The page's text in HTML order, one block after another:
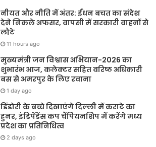
नीयत और नीति में अंतर: ईंधन बचत का संदेश
देने निकले अफसर, वापसी में सरकारी वाहनों से
लौटे
11 hours ago
मुख्यमंत्री जन विश्वास अभियान-2026 का
शुभारंभ आज, कलेक्टर सहित वरिष्ठ अधिकारी
बस से अमरपुर के लिए रवाना
1 day ago
डिंडोरी के बच्चे दिखाएंगे दिल्ली में कराटे का
हुनर, इंडिपेंडेंस कप चैंपियनशिप में करेंगे मध्य
प्रदेश का प्रतिनिधित्व
2 days ago